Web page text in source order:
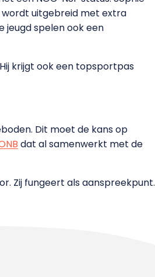
wordt uitgebreid met extra
jeugd spelen ook een
krijgt ook een topsportpas
Dit moet de kans op
dat al samenwerkt met de
Zij fungeert als aanspreekpunt.